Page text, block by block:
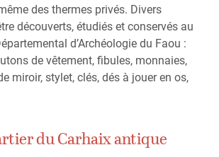
des thermes privés. Divers
découverts, étudiés et conservés au
d’Archéologie du Faou :
de vêtement, fibules, monnaies,
miroir, stylet, clés, dés à jouer en os,
du Carhaix antique